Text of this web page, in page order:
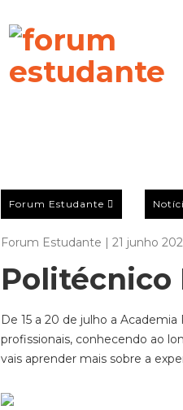
Forum Estudante
Forum Estudante | 21 junho
Politécnico
De 15 a 20 de julho a Academia
profissionais, conhecendo ao
vais aprender mais sobre a